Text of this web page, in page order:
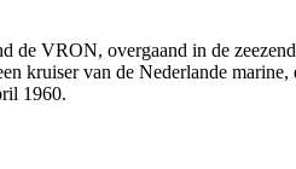
VRON, overgaand in de
kruiser van de Nederlande
1960.